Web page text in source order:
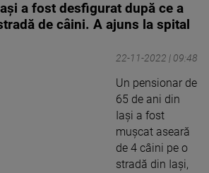
a fost desfigurat după ce a
de câini. A ajuns la spital
22-11-2022 | 09:48
Un pensionar de
65 de ani din
Iași a fost
mușcat aseară
de 4 câini pe o
stradă din Iași,